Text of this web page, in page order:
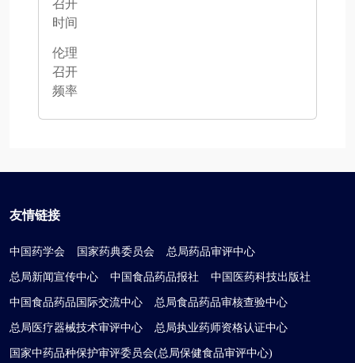
召开
时间
伦理
召开
频率
友情链接
中国药学会 国家药典委员会 总局药品审评中心
总局新闻宣传中心 中国食品药品报社 中国医药科技出版社
中国食品药品国际交流中心 总局食品药品审核查验中心
总局医疗器械技术审评中心 总局执业药师资格认证中心
国家中药品种保护审评委员会(总局保健食品审评中心)